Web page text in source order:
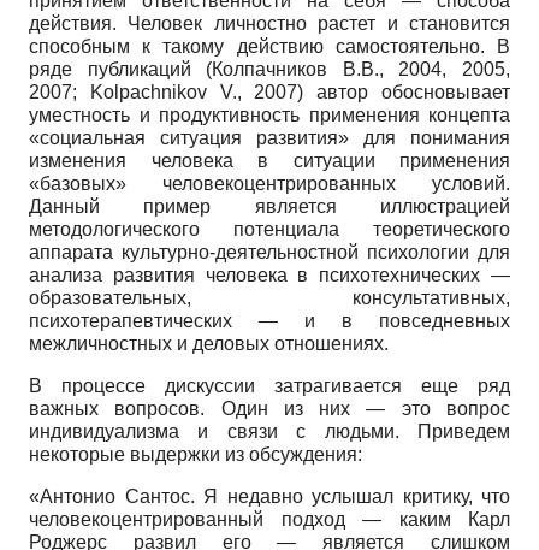
действия. Человек личностно растет и становится
способным к такому действию самостоятельно. В
ряде публикаций (Колпачников В.В., 2004, 2005,
2007; Kolpachnikov V., 2007) автор обосновывает
уместность и продуктивность применения концепта
«социальная ситуация развития» для понимания
изменения человека в ситуации применения
«базовых» человекоцентрированных условий.
Данный пример является иллюстрацией
методологического потенциала теоретического
аппарата культурно-деятельностной психологии для
анализа развития человека в психотехнических —
образовательных, консультативных,
психотерапевтических — и в повседневных
межличностных и деловых отношениях.
В процессе дискуссии затрагивается еще ряд
важных вопросов. Один из них — это вопрос
индивидуализма и связи с людьми. Приведем
некоторые выдержки из обсуждения:
«Антонио Сантос. Я недавно услышал критику, что
человекоцент­рированный подход — каким Карл
Роджерс развил его — является слишком